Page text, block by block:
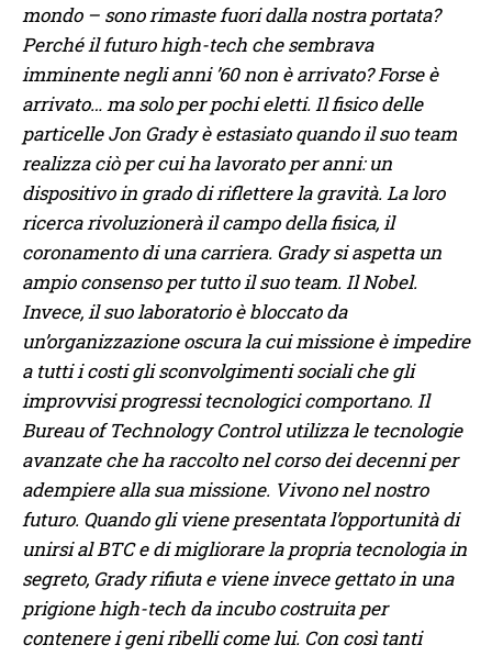
mondo – sono rimaste fuori dalla nostra portata?
Perché il futuro high-tech che sembrava
imminente negli anni ’60 non è arrivato? Forse è
arrivato… ma solo per pochi eletti. Il fisico delle
particelle Jon Grady è estasiato quando il suo team
realizza ciò per cui ha lavorato per anni: un
dispositivo in grado di riflettere la gravità. La loro
ricerca rivoluzionerà il campo della fisica, il
coronamento di una carriera. Grady si aspetta un
ampio consenso per tutto il suo team. Il Nobel.
Invece, il suo laboratorio è bloccato da
un’organizzazione oscura la cui missione è impedire
a tutti i costi gli sconvolgimenti sociali che gli
improvvisi progressi tecnologici comportano. Il
Bureau of Technology Control utilizza le tecnologie
avanzate che ha raccolto nel corso dei decenni per
adempiere alla sua missione. Vivono nel nostro
futuro. Quando gli viene presentata l’opportunità di
unirsi al BTC e di migliorare la propria tecnologia in
segreto, Grady rifiuta e viene invece gettato in una
prigione high-tech da incubo costruita per
contenere i geni ribelli come lui. Con così tanti